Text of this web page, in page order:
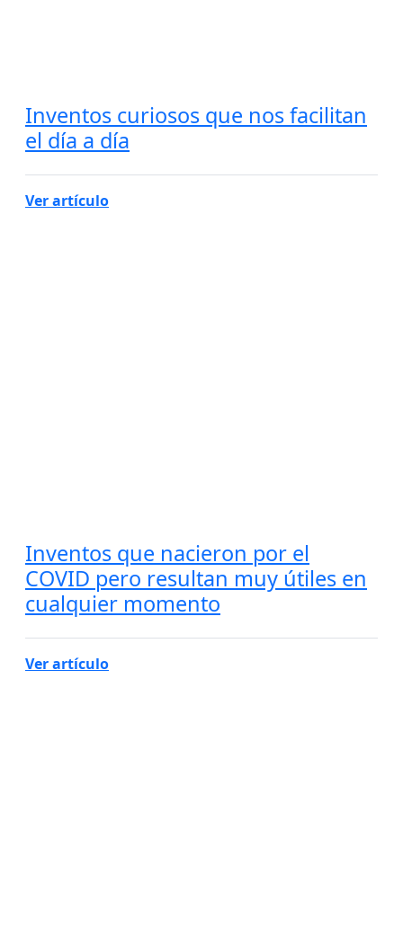
Inventos curiosos que nos facilitan
el día a día
Ver artículo
Inventos que nacieron por el
COVID pero resultan muy útiles en
cualquier momento
Ver artículo